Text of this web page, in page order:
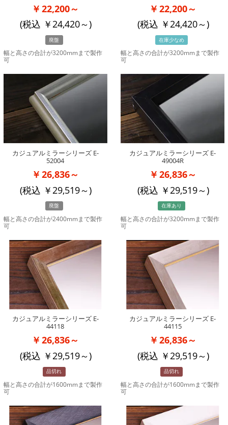
22,200～
(税込
24,420～)
廃盤
幅と高さの合計が3200mmまで製作
可
22,200～
(税込
24,420～)
在庫少なめ
幅と高さの合計が3200mmまで製作
可
カジュアルミラーシリーズ E-
52004
26,836～
(税込
29,519～)
廃盤
幅と高さの合計が2400mmまで製作
可
カジュアルミラーシリーズ E-
49004R
26,836～
(税込
29,519～)
在庫あり
幅と高さの合計が3200mmまで製作
可
カジュアルミラーシリーズ E-
44118
26,836～
(税込
29,519～)
品切れ
幅と高さの合計が1600mmまで製作
可
カジュアルミラーシリーズ E-
44115
26,836～
(税込
29,519～)
品切れ
幅と高さの合計が1600mmまで製作
可